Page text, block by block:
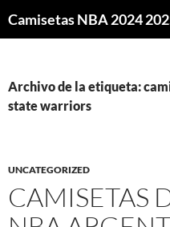
Archivo de la etiqueta:
state warriors
UNCATEGORIZED
CAMISETAS